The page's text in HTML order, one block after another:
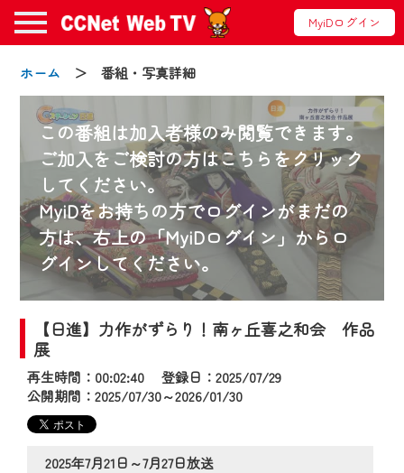
MyiDログイン
ホーム ＞ 番組・写真詳細
この番組は加入者様のみ閲覧できます。
ご加入をご検討の方はこちらをクリック
してください。
MyiDをお持ちの方でログインがまだの
方は、右上の「MyiDログイン」からロ
グインしてください。
【日進】力作がずらり！南ヶ丘喜之和会 作品
展
再生時間：00:02:40 登録日：2025/07/29
公開期間：2025/07/30～2026/01/30
2025年7月21日～7月27日放送
お知らせ
2024/09/02
動画配信サービス『CCNet Web TV』は2024
年9月24日からリニューアルします！
【変更点】
◆デザイン変更により、お住まいの地域
の動画コンテンツが一目瞭然。
◆当社アプリやＰＣブラウザから、いつ
でも・どこでも・外出先でも！